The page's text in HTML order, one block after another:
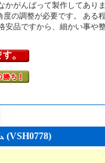
かがんばって製作してあり
の調整が必要です。 ある
品ですから、細かい事や
(VSH0778)